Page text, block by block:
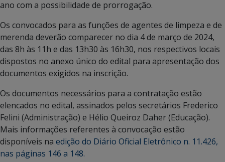
ano com a possibilidade de prorrogação.
Os convocados para as funções de agentes de limpeza e de
merenda deverão comparecer no dia 4 de março de 2024,
das 8h às 11h e das 13h30 às 16h30, nos respectivos locais
dispostos no anexo único do edital para apresentação dos
documentos exigidos na inscrição.
Os documentos necessários para a contratação estão
elencados no edital, assinados pelos secretários Frederico
Felini (Administração) e Hélio Queiroz Daher (Educação).
Mais informações referentes à convocação estão
disponíveis na edição do Diário Oficial Eletrônico n. 11.426,
nas páginas 146 a 148.